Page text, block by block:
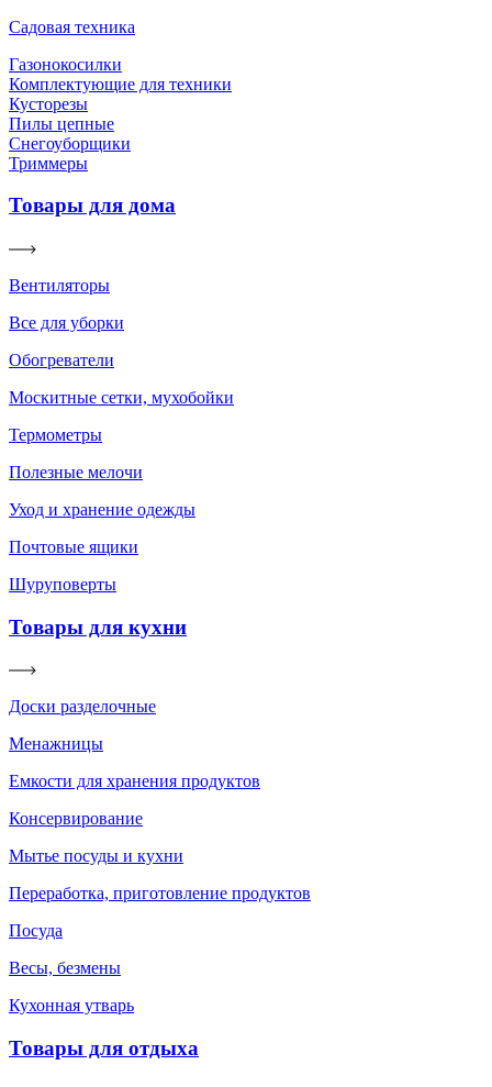
Садовая техника
Газонокосилки
Комплектующие для техники
Кусторезы
Пилы цепные
Снегоуборщики
Триммеры
Товары для дома
Вентиляторы
Все для уборки
Обогреватели
Москитные сетки, мухобойки
Термометры
Полезные мелочи
Уход и хранение одежды
Почтовые ящики
Шуруповерты
Товары для кухни
Доски разделочные
Менажницы
Емкости для хранения продуктов
Консервирование
Мытье посуды и кухни
Переработка, приготовление продуктов
Посуда
Весы, безмены
Кухонная утварь
Товары для отдыха